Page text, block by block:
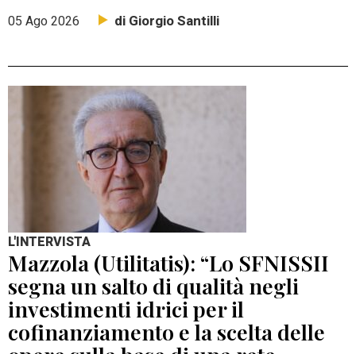
05 Ago 2026 di Giorgio Santilli
L'INTERVISTA
Mazzola (Utilitatis): “Lo SFNISSII
segna un salto di qualità negli
investimenti idrici per il
cofinanziamento e la scelta delle